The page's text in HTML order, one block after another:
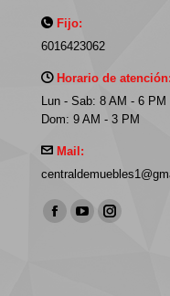
Fijo:
6016423062
Horario de atención:
Lun - Sab: 8 AM - 6 PM
Dom: 9 AM - 3 PM
Mail:
Find us on:
Facebook
YouTubeInstagram